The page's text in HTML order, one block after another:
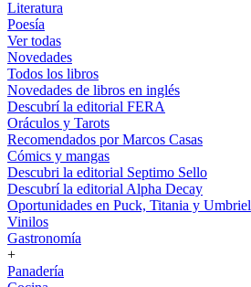
Literatura
Poesía
Ver todas
Novedades
Todos los libros
Novedades de libros en inglés
Descubrí la editorial FERA
Oráculos y Tarots
Recomendados por Marcos Casas
Cómics y mangas
Descubri la editorial Septimo Sello
Descubrí la editorial Alpha Decay
Oportunidades en Puck, Titania y Umbriel
Vinilos
Gastronomía
+
Panadería